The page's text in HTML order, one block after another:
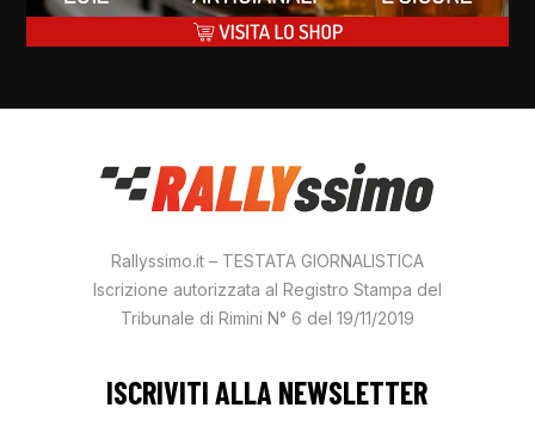
Rallyssimo.it – TESTATA GIORNALISTICA
Iscrizione autorizzata al Registro Stampa del
Tribunale di Rimini N° 6 del 19/11/2019
ISCRIVITI ALLA NEWSLETTER